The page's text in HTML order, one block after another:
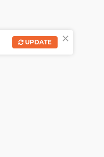
×
UPDATE